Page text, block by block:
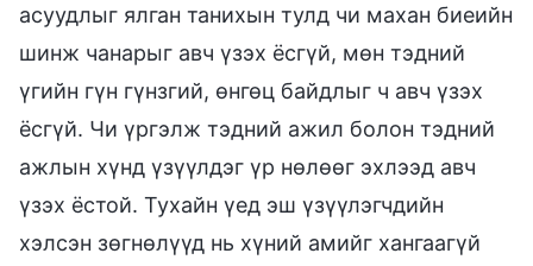
асуудлыг ялган танихын тулд чи махан биеийн
шинж чанарыг авч үзэх ёсгүй, мөн тэдний
үгийн гүн гүнзгий, өнгөц байдлыг ч авч үзэх
ёсгүй. Чи үргэлж тэдний ажил болон тэдний
ажлын хүнд үзүүлдэг үр нөлөөг эхлээд авч
үзэх ёстой. Тухайн үед эш үзүүлэгчдийн
хэлсэн зөгнөлүүд нь хүний амийг хангаагүй